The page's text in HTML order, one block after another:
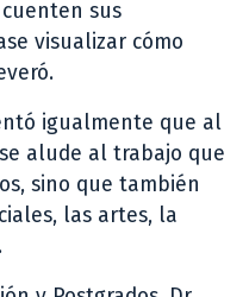
sus
visualizar cómo
igualmente que al
alude al trabajo que
sino que también
las artes, la